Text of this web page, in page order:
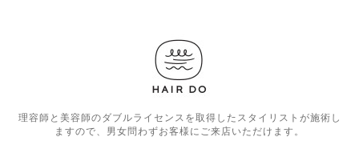
理容師と美容師のダブルライセンスを取得したスタイリストが施術し
ますので、男女問わずお客様にご来店いただけます。